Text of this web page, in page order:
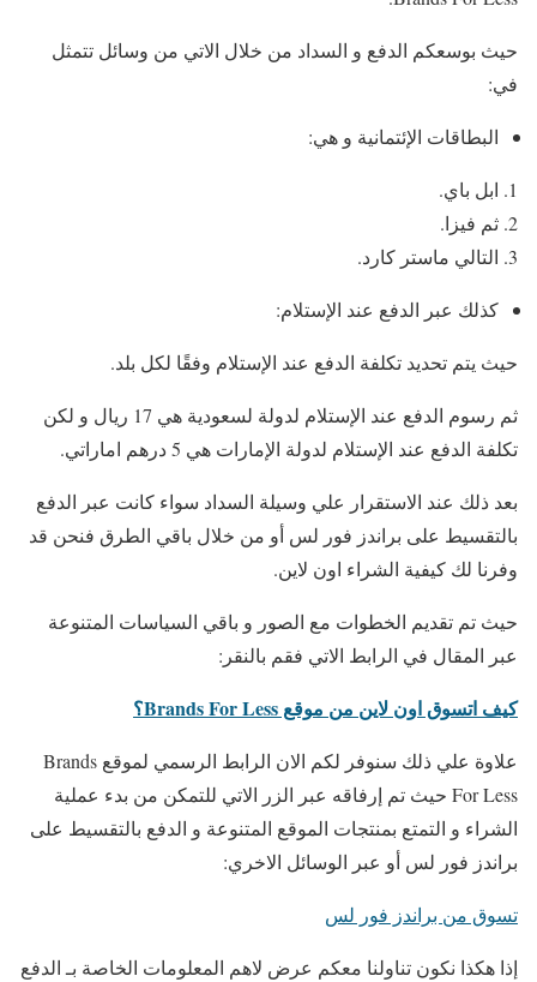
حيث بوسعكم الدفع و السداد من خلال الاتي من وسائل تتمثل
في:
البطاقات الإئتمانية و هي:
ابل باي.
ثم فيزا.
التالي ماستر كارد.
كذلك عبر الدفع عند الإستلام:
حيث يتم تحديد تكلفة الدفع عند الإستلام وفقًا لكل بلد.
ثم رسوم الدفع عند الإستلام لدولة لسعودية هي 17 ريال و لكن
تكلفة الدفع عند الإستلام لدولة الإمارات هي 5 درهم اماراتي.
بعد ذلك عند الاستقرار علي وسيلة السداد سواء كانت عبر الدفع
بالتقسيط على براندز فور لس أو من خلال باقي الطرق فنحن قد
وفرنا لك كيفية الشراء اون لاين.
حيث تم تقديم الخطوات مع الصور و باقي السياسات المتنوعة
عبر المقال في الرابط الاتي فقم بالنقر:
كيف اتسوق اون لاين من موقع Brands For Less؟
علاوة علي ذلك سنوفر لكم الان الرابط الرسمي لموقع Brands
For Less حيث تم إرفاقه عبر الزر الاتي للتمكن من بدء عملية
الشراء و التمتع بمنتجات الموقع المتنوعة و الدفع بالتقسيط على
براندز فور لس أو عبر الوسائل الاخري:
تسوق من براندز فور لس
إذا هكذا نكون تناولنا معكم عرض لاهم المعلومات الخاصة بـ الدفع